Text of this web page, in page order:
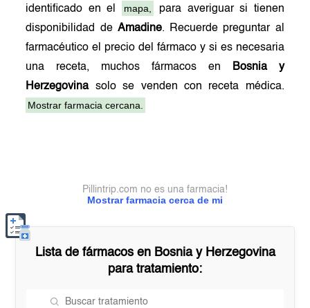
identificado en el mapa,
para averiguar si tienen
disponibilidad de Amadine. Recuerde preguntar al
farmacéutico el precio del fármaco y si es necesaria
una receta, muchos fármacos en
Bosnia y
Herzegovinasolo se venden con receta médica.
Mostrar farmacia cercana.
Mostrar farmacia cerca de mi
Pillintrip.com no es una farmacia!
Lista de fármacos en Bosnia y Herzegovina
para tratamiento: